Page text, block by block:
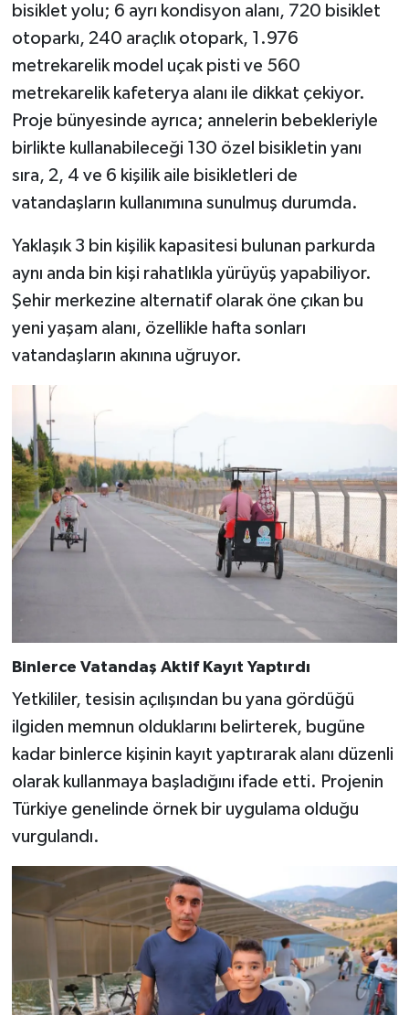
bisiklet yolu; 6 ayrı kondisyon alanı, 720 bisiklet
otoparkı, 240 araçlık otopark, 1.976
metrekarelik model uçak pisti ve 560
metrekarelik kafeterya alanı ile dikkat çekiyor.
Proje bünyesinde ayrıca; annelerin bebekleriyle
birlikte kullanabileceği 130 özel bisikletin yanı
sıra, 2, 4 ve 6 kişilik aile bisikletleri de
vatandaşların kullanımına sunulmuş durumda.
Yaklaşık 3 bin kişilik kapasitesi bulunan parkurda
aynı anda bin kişi rahatlıkla yürüyüş yapabiliyor.
Şehir merkezine alternatif olarak öne çıkan bu
yeni yaşam alanı, özellikle hafta sonları
vatandaşların akınına uğruyor.
Binlerce Vatandaş Aktif Kayıt Yaptırdı
Yetkililer, tesisin açılışından bu yana gördüğü
ilgiden memnun olduklarını belirterek, bugüne
kadar binlerce kişinin kayıt yaptırarak alanı düzenli
olarak kullanmaya başladığını ifade etti. Projenin
Türkiye genelinde örnek bir uygulama olduğu
vurgulandı.